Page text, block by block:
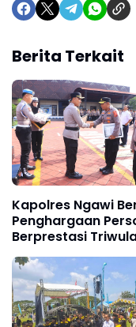
Berita Terkait
Kapolres Ngawi
Penghargaan
Berprestasi
Tahun 2026